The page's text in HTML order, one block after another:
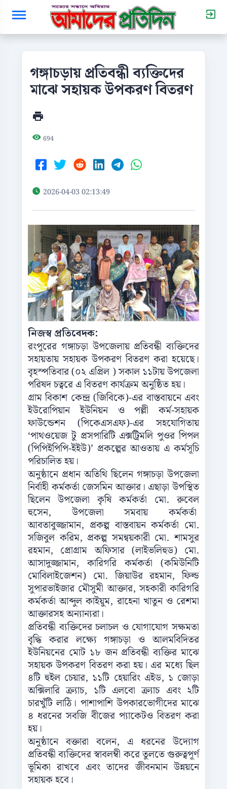
গঙ্গাচড়ায় প্রতিবন্ধী ব্যক্তিদের
মাঝে সহায়ক উপকরণ বিতরণ
694
2026-04-03 02:13:49
নিজস্ব প্রতিবেদক:
রংপুরের গঙ্গাচড়া উপজেলায় প্রতিবন্ধী ব্যক্তিদের
সহায়তায় সহায়ক উপকরণ বিতরণ করা হয়েছে।
বৃহস্পতিবার (০২ এপ্রিল ) সকাল ১১টায় উপজেলা
পরিষদ চত্বরে এ বিতরণ কার্যক্রম অনুষ্ঠিত হয়।
গ্রাম বিকাশ কেন্দ্র (জিবিকে)-এর বাস্তবায়নে এবং
ইউরোপিয়ান ইউনিয়ন ও পল্লী কর্ম-সহায়ক
ফাউন্ডেশন (পিকেএসএফ)-এর সহযোগিতায়
‘পাথওয়েজ টু প্রসপারিটি এক্সট্রিমলি পুওর পিপল
(পিপিইপিপি-ইইউ)’ প্রকল্পের আওতায় এ কর্মসূচি
পরিচালিত হয়।
অনুষ্ঠানে প্রধান অতিথি ছিলেন গঙ্গাচড়া উপজেলা
নির্বাহী কর্মকর্তা জেসমিন আক্তার। এছাড়া উপস্থিত
ছিলেন উপজেলা কৃষি কর্মকর্তা মো. রুবেল
হুসেন, উপজেলা সমবায় কর্মকর্তা
আবতাবুজ্জামান, প্রকল্প বাস্তবায়ন কর্মকর্তা মো.
সজিবুল করিম, প্রকল্প সমন্বয়কারী মো. শামসুর
রহমান, প্রোগ্রাম অফিসার (লাইভলিহুড) মো.
আসাদুজ্জামান, কারিগরি কর্মকর্তা (কমিউনিটি
মোবিলাইজেশন) মো. জিয়াউর রহমান, ফিল্ড
সুপারভাইজার মৌসুমী আক্তার, সহকারী কারিগরি
কর্মকর্তা আব্দুল কাইয়ুম, রাহেনা খাতুন ও রেশমা
আক্তারসহ অন্যান্যরা।
প্রতিবন্ধী ব্যক্তিদের চলাচল ও যোগাযোগ সক্ষমতা
বৃদ্ধি করার লক্ষ্যে গঙ্গাচড়া ও আলমবিদিতর
ইউনিয়নের মোট ১৮ জন প্রতিবন্ধী ব্যক্তির মাঝে
সহায়ক উপকরণ বিতরণ করা হয়। এর মধ্যে ছিল
৪টি হুইল চেয়ার, ১১টি হেয়ারিং এইড, ১ জোড়া
অক্সিলারি ক্র্যাচ, ১টি এলবো ক্র্যাচ এবং ২টি
চারখুঁটি লাঠি। পাশাপাশি উপকারভোগীদের মাঝে
৪ ধরনের সবজি বীজের প্যাকেটও বিতরণ করা
হয়।
অনুষ্ঠানে বক্তারা বলেন, এ ধরনের উদ্যোগ
প্রতিবন্ধী ব্যক্তিদের স্বাবলম্বী করে তুলতে গুরুত্বপূর্ণ
ভূমিকা রাখবে এবং তাদের জীবনমান উন্নয়নে
সহায়ক হবে।